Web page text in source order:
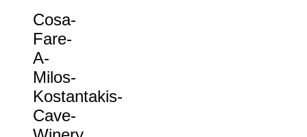
Cosa-
Fare-
A-
Milos-
Kostantakis-
Cave-